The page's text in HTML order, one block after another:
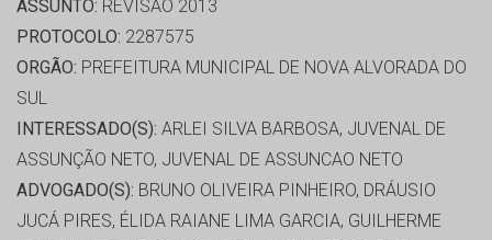
ASSUNTO: REVISÃO 2013
PROTOCOLO: 2287575
ORGÃO: PREFEITURA MUNICIPAL DE NOVA ALVORADA DO
SUL
INTERESSADO(S): ARLEI SILVA BARBOSA, JUVENAL DE
ASSUNÇÃO NETO, JUVENAL DE ASSUNCAO NETO
ADVOGADO(S): BRUNO OLIVEIRA PINHEIRO, DRÁUSIO
JUCÁ PIRES, ÉLIDA RAIANE LIMA GARCIA, GUILHERME